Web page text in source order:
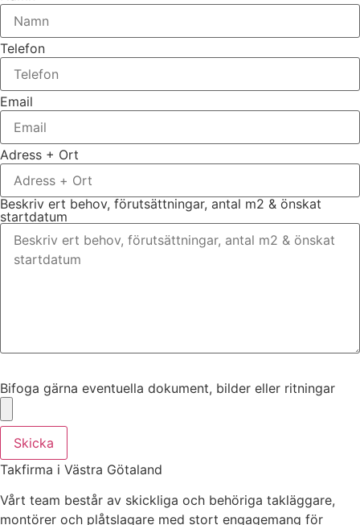
Telefon
Email
Adress + Ort
Beskriv ert behov, förutsättningar, antal m2 & önskat
startdatum
Bifoga gärna eventuella dokument, bilder eller ritningar
Skicka
Takfirma i Västra Götaland
Vårt team består av skickliga och behöriga takläggare,
montörer och plåtslagare med stort engagemang för